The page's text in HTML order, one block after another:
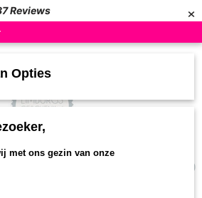
Reviews ×
UW WINKELWAGEN
(0)
Opties
met ons gezin van onze